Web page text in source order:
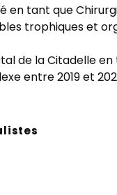
en tant que
trophiques et
de la Citadelle
entre 2019 et